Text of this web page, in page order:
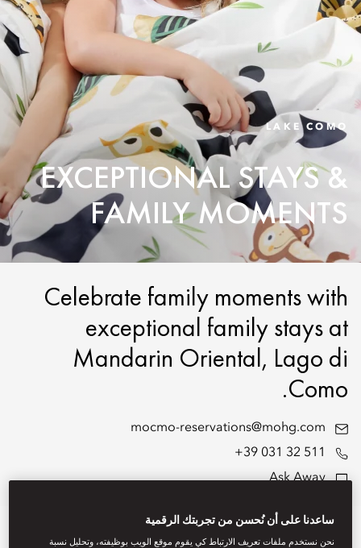
LAKE COMO
EXCEPTIONAL STAYS &
FAMILY MOMENTS
Celebrate family moments with
exceptional family stays at
Mandarin Oriental, Lago di
Como.
mocmo-reservations@mohg.com
+39 031 32 511
Ask Away
Experiences
Offers
ساعدنا على أن نُحسن من تجربتك الرقمية
نحن نستخدم ملفات تعريف الارتباط كي يقوم موقع الويب بوظيفته، وتحليل نسبة